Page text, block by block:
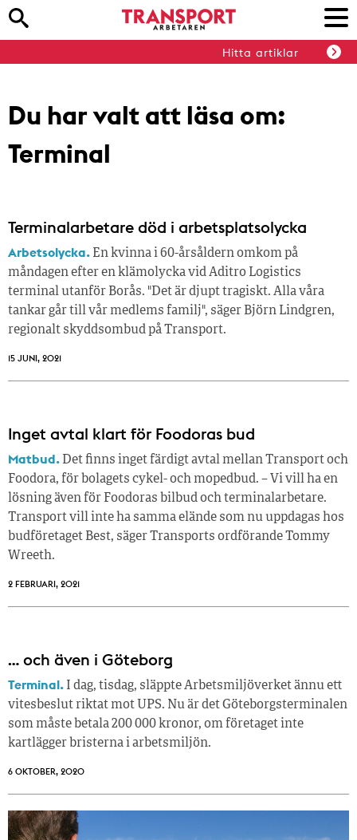
Hitta artiklar
Du har valt att läsa om:
Terminal
Terminalarbetare död i arbetsplatsolycka
Arbetsolycka. En kvinna i 60-årsåldern omkom på
måndagen efter en klämolycka vid Aditro Logistics
terminal utanför Borås. "Det är djupt tragiskt. Alla våra
tankar går till vår medlems familj", säger Björn Lindgren,
regionalt skyddsombud på Transport.
15 JUNI, 2021
Inget avtal klart för Foodoras bud
Matbud. Det finns inget färdigt avtal mellan Transport och
Foodora, för bolagets cykel- och mopedbud. – Vi vill ha en
lösning även för Foodoras bilbud och terminalarbetare.
Transport vill inte ha samma elände som nu uppdagas hos
budföretaget Best, säger Transports ordförande Tommy
Wreeth.
2 FEBRUARI, 2021
… och även i Göteborg
Terminal. I dag, tisdag, släppte Arbetsmiljöverket ännu ett
vitesbeslut riktat mot UPS. Nu är det Göteborgsterminalen
som måste betala 200 000 kronor, om företaget inte
kartlägger bristerna i arbetsmiljön.
6 OKTOBER, 2020